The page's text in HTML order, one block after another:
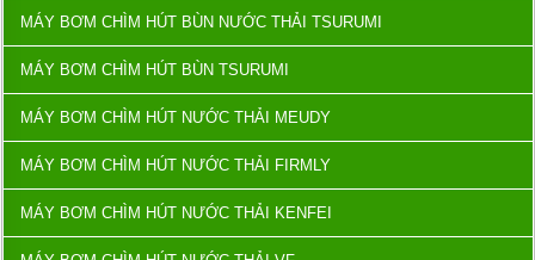
MÁY BƠM CHÌM HÚT BÙN NƯỚC THẢI TSURUMI
MÁY BƠM CHÌM HÚT BÙN TSURUMI
MÁY BƠM CHÌM HÚT NƯỚC THẢI MEUDY
MÁY BƠM CHÌM HÚT NƯỚC THẢI FIRMLY
MÁY BƠM CHÌM HÚT NƯỚC THẢI KENFEI